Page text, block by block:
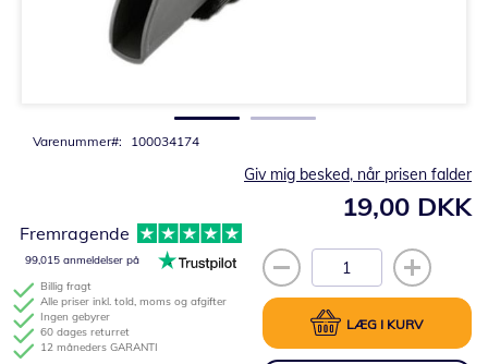
Varenummer 100034174
19,00 DKK
Giv mig besked, når prisen falder
LÆG I KURV
Billig fragt
Alle priser inkl. told, moms og afgifter
Ingen gebyrer
60 dages returret
12 måneders GARANTI
Fremragende
99,015 anmeldelser på